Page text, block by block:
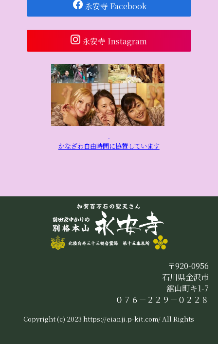
永安寺 Facebook
永安寺 Instagram
かなざわ自由時間に協賛しています
〒920-0956
石川県金沢市
舘山町キ1-7
０７６－２２９－０２２８
Copyright (c) 2023 https://eianji.p-kit.com/ All Rights